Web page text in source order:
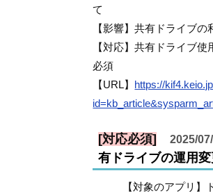
て
【影響】共有ドライブの
【対応】共有ドライブ
必須
【URL】 https://
[対応必須] 2025/
有ドライブの運用
【対象のアプリ】